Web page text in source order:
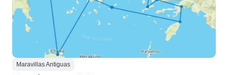
Maravillas Antiguas